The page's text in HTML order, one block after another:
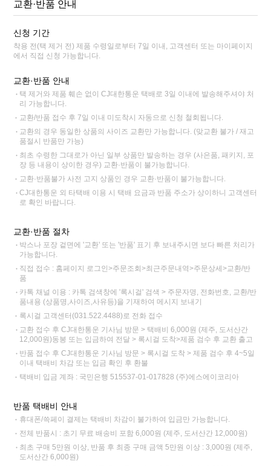
교환·반품 안내
신청 기간
착용 전(택 제거 전) 제품 수령일로부터 7일 이내, 고객센터 또는 마이페이지
에서 직접 신청 가능합니다.
교환·반품 안내
택 제거와 제품 훼손 없이 CJ대한통운 택배로 3일 이내에 발송해주셔야 처
리 가능합니다.
교환/반품 접수 후 7일 이내 미도착시 자동으로 신청 철회됩니다.
교환의 경우 동일한 상품의 사이즈 교환만 가능합니다. (맞교환 불가 / 재고
품절시 반품만 가능)
최초 수령한 그대로가 아닌 일부 상품만 발송하는 경우 (사은품, 패키지, 포
장 등 내용이 상이한 경우) 교환·반품이 불가능합니다.
교환·반품불가 사전 고지 상품인 경우 교환·반품이 불가능합니다.
CJ대한통운 외 타택배 이용 시 택배 요금과 반품 주소가 상이하니 고객센터
로 확인 바랍니다.
교환·반품 절차
박스나 포장 겉면에 '교환' 또는 '반품' 표기 후 보내주시면 보다 빠른 처리가
가능합니다.
직접 접수 : 홈페이지 로그인>주문조회>최근주문내역>주문상세>교환/반
품
카톡 채널 이용 : 카톡 검색창에 '록시걸' 검색 > 주문자명, 전화번호, 교환/반
품내용 (상품명,사이즈,사유등)을 기재하여 메시지 보내기
록시걸 고객센터(031.522.4488)로 전화 접수
교환 접수 후 CJ대한통운 기사님 방문 > 택배비 6,000원 (제주, 도서산간
12,000원)동봉 또는 입금하여 전달 > 록시걸 도착>제품 검수 후 교환 출고
반품 접수 후 CJ대한통운 기사님 방문 > 록시걸 도착 > 제품 검수 후 4~5일
이내 택배비 차감 또는 입금 확인 후 환불
택배비 입금 계좌 : 국민은행 515537-01-017828 (주)에스에이코리아
반품 택배비 안내
휴대폰/쓱페이 결제는 택배비 차감이 불가하여 입금만 가능합니다.
전체 반품시 : 초기 무료 배송비 포함 6,000원 (제주, 도서산간 12,000원)
최초 구매 5만원 이상, 반품 후 최종 구매 금액 5만원 이상 : 3,000원 (제주,
도서산간 6,000원)